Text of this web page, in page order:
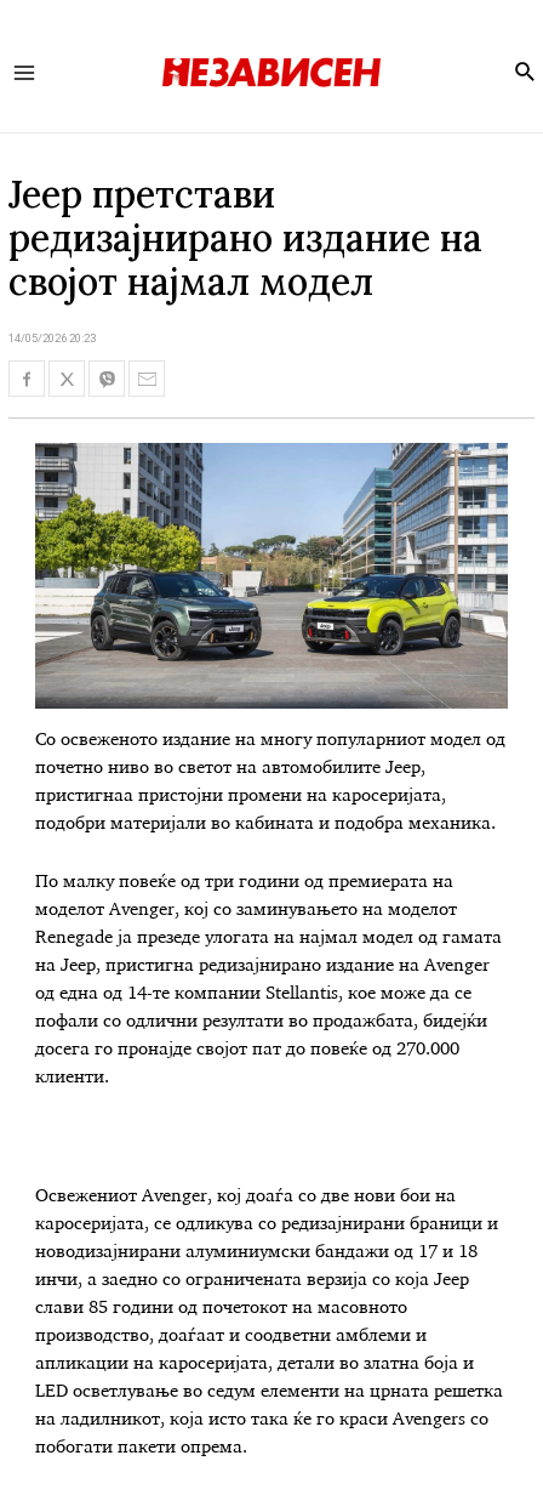
Jeep претстави
редизајнирано издание на
својот најмал модел
14/05/2026 20:23
Со освеженото издание на многу популарниот модел од
почетно ниво во светот на автомобилите Jeep,
пристигнаа пристојни промени на каросеријата,
подобри материјали во кабината и подобра механика.
По малку повеќе од три години од премиерата на
моделот Avenger, кој со заминувањето на моделот
Renegade ја презеде улогата на најмал модел од гамата
на Jeep, пристигна редизајнирано издание на Avenger
од една од 14-те компании Stellantis, кое може да се
пофали со одлични резултати во продажбата, бидејќи
досега го пронајде својот пат до повеќе од 270.000
клиенти.
Освежениот Avenger, кој доаѓа со две нови бои на
каросеријата, се одликува со редизајнирани браници и
новодизајнирани алуминиумски бандажи од 17 и 18
инчи, а заедно со ограничената верзија со која Jeep
слави 85 години од почетокот на масовното
производство, доаѓаат и соодветни амблеми и
апликации на каросеријата, детали во златна боја и
LED осветлување во седум елементи на црната решетка
на ладилникот, која исто така ќе го краси Avengers со
побогати пакети опрема.